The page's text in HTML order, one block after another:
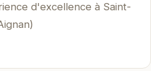
d'excellence à Saint-